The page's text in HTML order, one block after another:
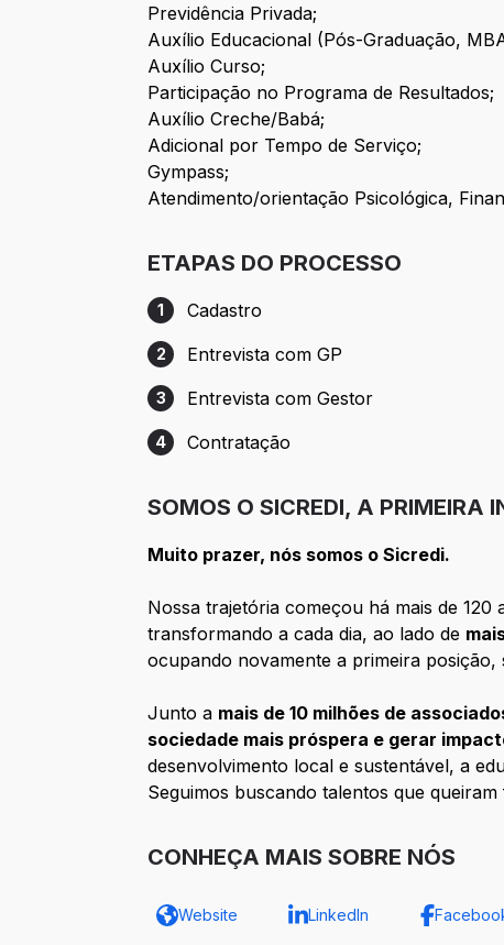
Previdência Privada;
Auxílio Educacional (Pós-Graduação,
Auxílio Curso;
Participação no Programa de Resultados;
Auxílio Creche/Babá;
Adicional por Tempo de Serviço;
Gympass;
Atendimento/orientação Psicológica,
ETAPAS DO PROCESSO
Etapa 1: Cadastro
1 Cadastro
Etapa 2: Entrevista com GP
2 Entrevista com GP
Etapa 3: Entrevista com Gestor
3 Entrevista com Gestor
Etapa 4: Contratação
4 Contratação
SOMOS O SICREDI, A PRIMEIRA
Muito prazer, nós somos o Sicredi.
Nossa trajetória começou há mais de
transformando a cada dia, ao lado de
ocupando novamente a primeira
Junto a mais de 10 milhões de
sociedade mais próspera e gerar
desenvolvimento local e sustentável, a
Seguimos buscando talentos que
CONHEÇA MAIS SOBRE NÓS
Website LinkedIn